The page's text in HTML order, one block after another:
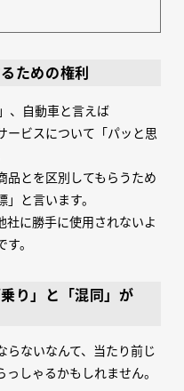
ための権利
」、自動車と言えば
ービスについて「パッと思
品とを区別してもらうため
と言います。
社に勝手に使用されないよ
。
り」と「混同」が
らないなんて、当たり前じ
しゃるかもしれません。